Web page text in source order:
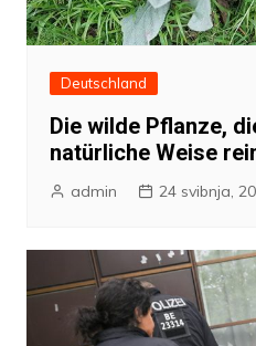
Deutschland
Die wilde Pflanze,
natürliche Weise
admin 24 svibnja,